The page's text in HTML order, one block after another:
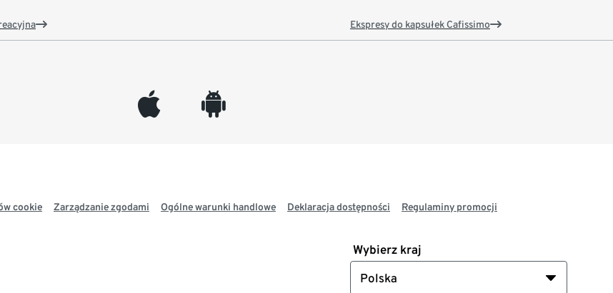
Ekspresy do kapsułek Cafissimo
appleinc android
cookie Zarządzanie zgodami Ogólne warunki handlowe Deklaracja dostępności Regulaminy promocji
Wybierz kraj
Polska